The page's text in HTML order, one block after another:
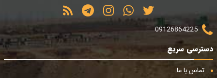
09126864225
دسترسی سریع
تماس با ما